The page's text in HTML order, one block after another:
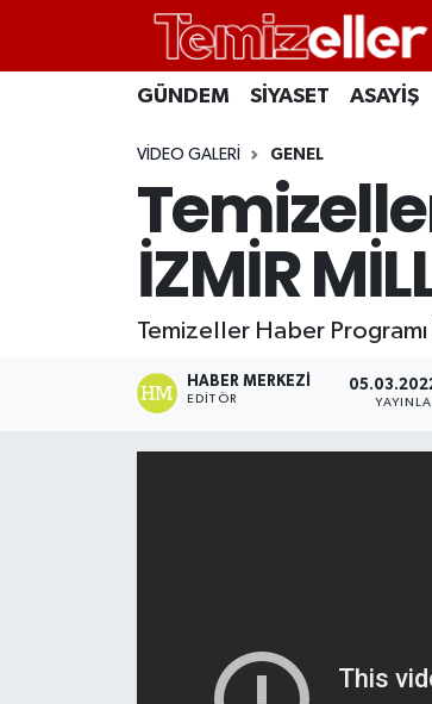
GÜNDEM SİYASET ASAYİŞ
VIDEO GALERI GENEL
İZMİR
Temizeller Haber Programı
HABER MERKEZI
EDITÖR
CANLI YAYIN
GÜNDEM
SİYASET
Hava Durumu
Trafik Durumu
Süper Lig Puan Durumu ve Fikstür
Tüm Manşetler
Son Dakika Haberleri
Haber Arşivi